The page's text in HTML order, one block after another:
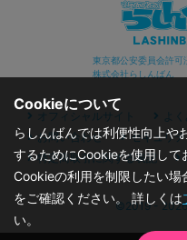
東京都公安委員会許
株式会社らしんばん
オフィシャルサイト よ
お問い合わせ
セキュリ
特定商取引に関する表記
©2019 -
Cookieについて
らしんばんでは利便性向上や
するためにCookieを使用して
Cookieの利用を制限したい場
をご確認ください。 詳しくは
い。